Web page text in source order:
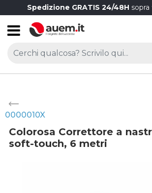
Spedizione GRATIS 24/48H sopra
Open
0000010X
Colorosa Correttore a
soft-touch, 6 metri